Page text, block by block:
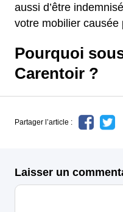
aussi d’être
votre mobilier causée
Pourquoi
Carentoir ?
Partager l’article :
Laisser un